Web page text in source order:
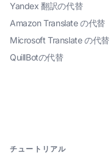
Yandex 翻訳の代替
Amazon Translate の代替
Microsoft Translate の代替
QuillBotの代替
チュートリアル